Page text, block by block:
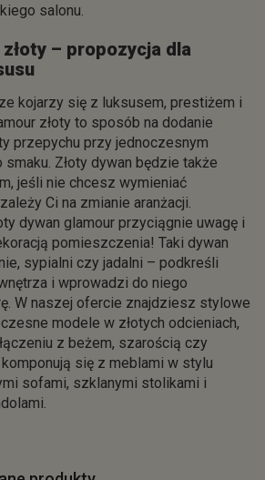
salonu.
– propozycja dla
kojarzy się z luksusem, prestiżem i
złoty to sposób na dodanie
przepychu przy jednoczesnym
Złoty dywan będzie także
jeśli nie chcesz wymieniać
Ci na zmianie aranżacji.
dywan glamour przyciągnie uwagę i
pomieszczenia! Taki dywan
sypialni czy jadalni – podkreśli
i wprowadzi do niego
W naszej ofercie znajdziesz stylowe
modele w złotych odcieniach,
z beżem, szarością czy
się z meblami w stylu
sofami, szklanymi stolikami i